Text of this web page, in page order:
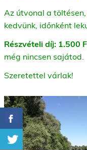
Az útvonal a
kedvünk, időnként
Részvételi díj: 1.500
még nincsen sajátod.
Szeretettel várlak!